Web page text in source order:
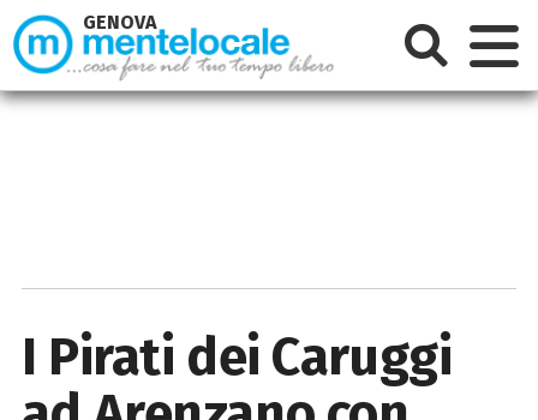
I Pirati dei Caruggi
GENOVA